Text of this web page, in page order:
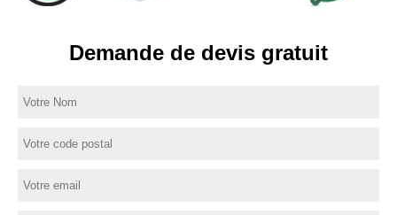
Demande de devis gratuit